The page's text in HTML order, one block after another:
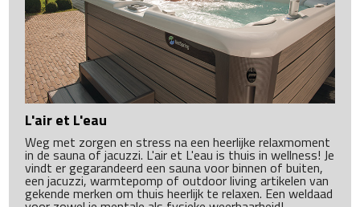
L'air et L'eau
Weg met zorgen en stress na een heerlijke relaxmoment
in de sauna of jacuzzi. L'air et L'eau is thuis in wellness! Je
vindt er gegarandeerd een sauna voor binnen of buiten,
een jacuzzi, warmtepomp of outdoor living artikelen van
gekende merken om thuis heerlijk te relaxen. Een weldaad